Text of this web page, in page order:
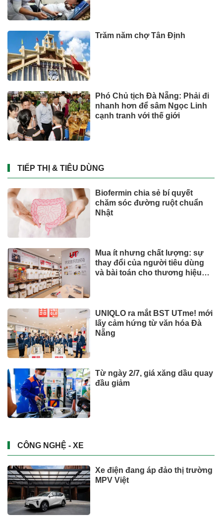
Trăm năm chợ Tân Định
Phó Chủ tịch Đà Nẵng: Phải đi
nhanh hơn để sâm Ngọc Linh
cạnh tranh với thế giới
TIẾP THỊ & TIÊU DÙNG
Biofermin chia sẻ bí quyết
chăm sóc đường ruột chuẩn
Nhật
Mua ít nhưng chất lượng: sự
thay đổi của người tiêu dùng
và bài toán cho thương hiệu
UNIQLO ra mắt BST UTme! mới
lấy cảm hứng từ văn hóa Đà
Nẵng
Từ ngày 2/7, giá xăng dầu quay
đầu giảm
CÔNG NGHỆ - XE
Xe điện đang áp đảo thị trường
MPV Việt